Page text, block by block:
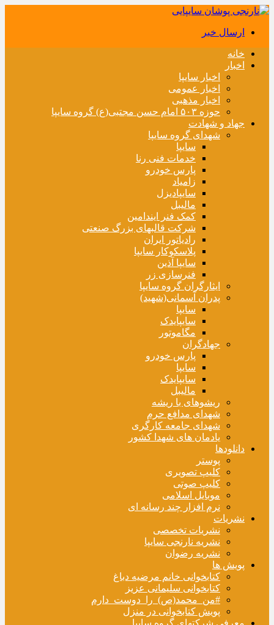
ارسال خبر
خانه
اخبار
اخبار سایپا
اخبار عمومی
اخبار مذهبی
حوزه ۵۰۳ امام حسن مجتبی(ع) گروه سایپا
جهاد و شهادت
شهدای گروه سایپا
سایپا
خدمات فنی رنا
پارس خودرو
زامیاد
سایپادیزل
مالیبل
کمک فنر ایندامین
شرکت قالبهای بزرگ صنعتی
رادیاتور ایران
پلاسکوکار سایپا
سایپا آذین
فنرسازی زر
ایثارگران گروه سایپا
پدران آسمانی(شهید)
سایپا
سایپایدک
مگاموتور
جهادگران
پارس خودرو
سایپا
سایپایدک
مالیبل
ریشوهای با ریشه
شهدای مدافع حرم
شهدای جامعه کارگری
یادمان های شهدا کشور
دانلودها
پوستر
کلیپ تصویری
کلیپ صوتی
موبایل اسلامی
نرم افزار چند رسانه ای
نشریات
نشریات تخصصی
نشریه نارنجی سایپا
نشریه رضوان
پویش ها
کتابخوانی خانم مرضیه دباغ
کتابخوانی سلیمانی عزیز
#من_محمد(ص)_را_دوست_دارم
پویش کتابخوانی در منزل
معرفی شرکتهای گروه سایپا